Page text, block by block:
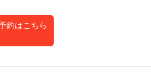
約はこちら